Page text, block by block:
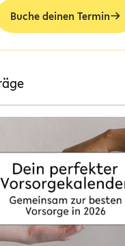
Buche deinen Termin